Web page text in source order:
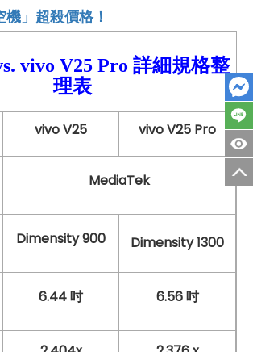
機」超殺價格！
vivo V25 Pro 詳細規格整
理表
vivo V25 vivo V25 Pro
MediaTek
Dimensity 900 Dimensity 1300
6.44 吋 6.56 吋